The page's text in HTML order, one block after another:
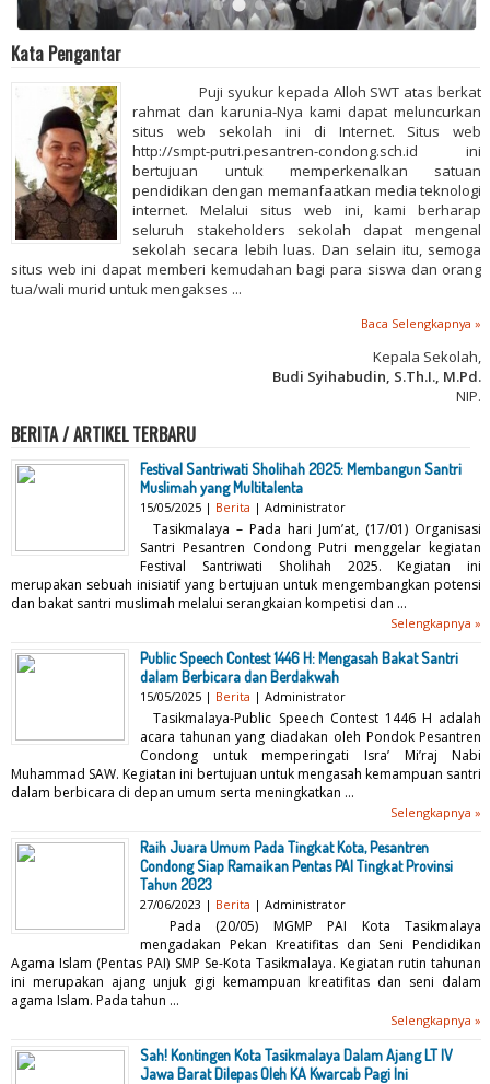
Kata Pengantar
Puji syukur kepada Alloh SWT atas berkat
rahmat dan karunia-Nya kami dapat meluncurkan
situs web sekolah ini di Internet. Situs web
http://smpt-putri.pesantren-condong.sch.id ini
bertujuan untuk memperkenalkan satuan
pendidikan dengan memanfaatkan media teknologi
internet. Melalui situs web ini, kami berharap
seluruh stakeholders sekolah dapat mengenal
sekolah secara lebih luas. Dan selain itu, semoga
situs web ini dapat memberi kemudahan bagi para siswa dan orang
tua/wali murid untuk mengakses ...
Baca Selengkapnya »
Kepala Sekolah,
Budi Syihabudin, S.Th.I., M.Pd.
NIP.
BERITA / ARTIKEL TERBARU
Festival Santriwati Sholihah 2025: Membangun Santri
Muslimah yang Multitalenta
15/05/2025 | Berita | Administrator
Tasikmalaya – Pada hari Jum’at, (17/01) Organisasi
Santri Pesantren Condong Putri menggelar kegiatan
Festival Santriwati Sholihah 2025. Kegiatan ini
merupakan sebuah inisiatif yang bertujuan untuk mengembangkan potensi
dan bakat santri muslimah melalui serangkaian kompetisi dan ...
Selengkapnya »
Public Speech Contest 1446 H: Mengasah Bakat Santri
dalam Berbicara dan Berdakwah
15/05/2025 | Berita | Administrator
Tasikmalaya-Public Speech Contest 1446 H adalah
acara tahunan yang diadakan oleh Pondok Pesantren
Condong untuk memperingati Isra’ Mi’raj Nabi
Muhammad SAW. Kegiatan ini bertujuan untuk mengasah kemampuan santri
dalam berbicara di depan umum serta meningkatkan ...
Selengkapnya »
Raih Juara Umum Pada Tingkat Kota, Pesantren
Condong Siap Ramaikan Pentas PAI Tingkat Provinsi
Tahun 2023
27/06/2023 | Berita | Administrator
Pada (20/05) MGMP PAI Kota Tasikmalaya
mengadakan Pekan Kreatifitas dan Seni Pendidikan
Agama Islam (Pentas PAI) SMP Se-Kota Tasikmalaya. Kegiatan rutin tahunan
ini merupakan ajang unjuk gigi kemampuan kreatifitas dan seni dalam
agama Islam. Pada tahun ...
Selengkapnya »
Sah! Kontingen Kota Tasikmalaya Dalam Ajang LT IV
Jawa Barat Dilepas Oleh KA Kwarcab Pagi Ini